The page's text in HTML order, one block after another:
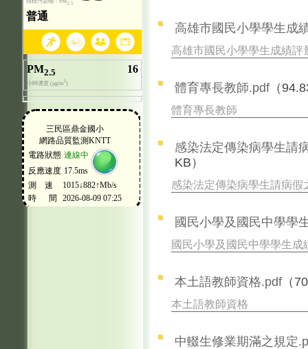
高雄市國民小學學生成
高雄市國民小學學生成績
體育專長教師.pdf （
體育專長教師
感染法定傳染病學生請
KB）
感染法定傳染病學生請病
國民小學及國民中學學
國民小學及國民中學學生
本土語教師資格.pdf （
本土語教師資格
中輟生修業期滿之規定